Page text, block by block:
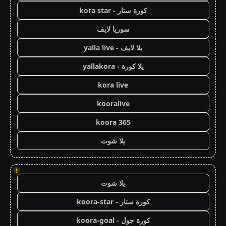
كورة ستار - kora star
سوريا لايف
يلا لايف - yalla live
يلا كورة - yallakora
kora live
kooralive
koora 365
يلا شوت
!
يلا شوت
كورة ستار - koora-star
كورة جول - koora-goal